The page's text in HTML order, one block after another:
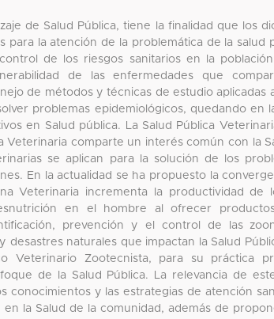
de Salud Pública, tiene la finalidad que los
para la atención de la problemática de la salud
de los riesgos sanitarios en la
de las enfermedades que
de métodos y técnicas de estudio aplicadas
problemas epidemiológicos, quedando en
en Salud pública. La Salud Pública
Veterinaria comparte un interés común con la
se aplican para la solución de los
En la actualidad se ha propuesto la
Veterinaria incrementa la productividad de
en el hombre al ofrecer
prevención y el control de las
desastres naturales que impactan la Salud
Veterinario Zootecnista, para su práctica
de la Salud Pública. La relevancia de
conocimientos y las estrategias de atención
la Salud de la comunidad, además de